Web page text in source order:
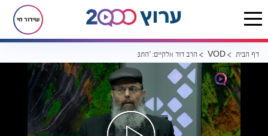
שידור חי
דף הבית VOD הרב דוד אלקיים: "התפללו שהדיבור יחזור לרב שלום ארוש"